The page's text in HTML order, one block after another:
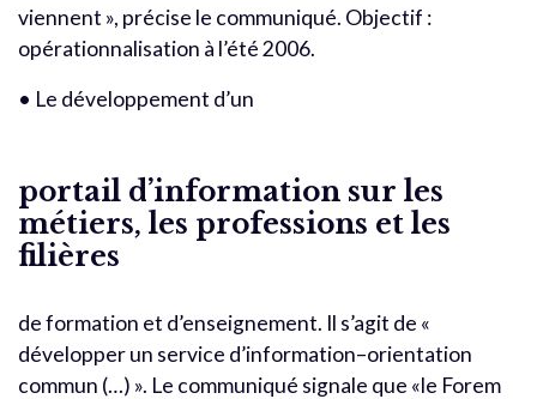
viennent », précise le communiqué. Objectif :
opérationnalisation à l’été 2006.
• Le développement d’un
portail d’information sur les
métiers, les professions et les
filières
de formation et d’enseignement. Il s’agit de «
développer un service d’information–orientation
commun (…) ». Le communiqué signale que «le Forem